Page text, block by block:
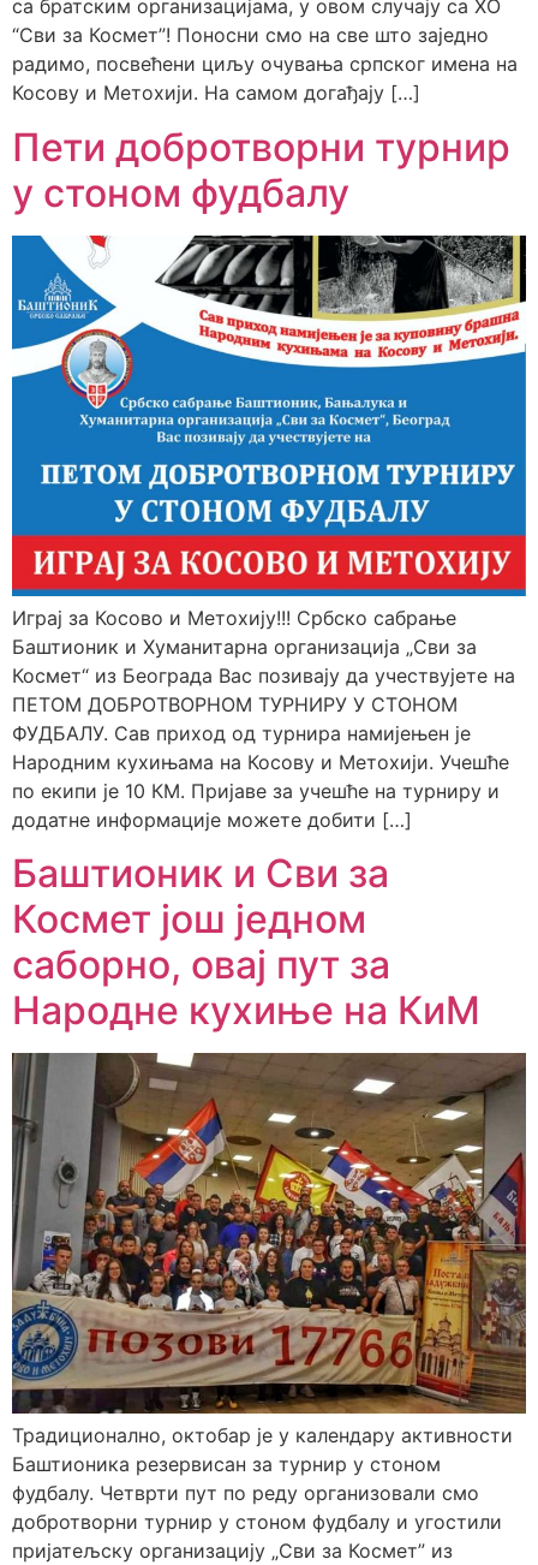
са братским организацијама, у овом случају са ХО
“Сви за Космет”! Поносни смо на све што заједно
радимо, посвећени циљу очувања српског имена на
Косову и Метохији. На самом догађају […]
Пети добротворни турнир
у стоном фудбалу
Играј за Косово и Метохију!!! Србско сабрање
Баштионик и Хуманитарна организација „Сви за
Космет“ из Београда Вас позивају да учествујете на
ПЕТОМ ДОБРОТВОРНОМ ТУРНИРУ У СТОНОМ
ФУДБАЛУ. Сав приход од турнира намијењен је
Народним кухињама на Косову и Метохији. Учешће
по екипи је 10 КМ. Пријаве за учешће на турниру и
додатне информације можете добити […]
Баштионик и Сви за
Космет још једном
саборно, овај пут за
Народне кухиње на КиМ
Традиционално, октобар је у календару активности
Баштионика резервисан за турнир у стоном
фудбалу. Четврти пут по реду организовали смо
добротворни турнир у стоном фудбалу и угостили
пријатељску организацију „Сви за Космет” из